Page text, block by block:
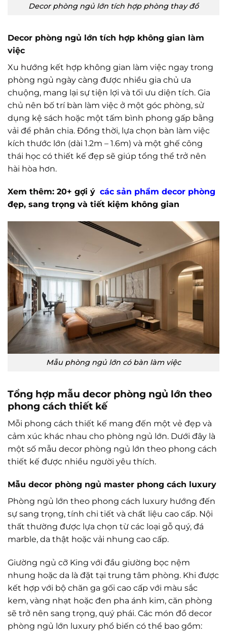
Decor phòng ngủ lớn tích hợp phòng thay đồ
Decor phòng ngủ lớn tích hợp không gian làm
việc
Xu hướng kết hợp không gian làm việc ngay trong
phòng ngủ ngày càng được nhiều gia chủ ưa
chuộng, mang lại sự tiện lợi và tối ưu diện tích. Gia
chủ nên bố trí bàn làm việc ở một góc phòng, sử
dụng kệ sách hoặc một tấm bình phong gấp bằng
vải để phân chia. Đồng thời, lựa chọn bàn làm việc
kích thước lớn (dài 1.2m – 1.6m) và một ghế công
thái học có thiết kế đẹp sẽ giúp tổng thể trở nên
hài hòa hơn.
Xem thêm: 20+ gợi ý các sản phẩm decor phòng
đẹp, sang trọng và tiết kiệm không gian
Mẫu phòng ngủ lớn có bàn làm việc
Tổng hợp mẫu decor phòng ngủ lớn theo
phong cách thiết kế
Mỗi phong cách thiết kế mang đến một vẻ đẹp và
cảm xúc khác nhau cho phòng ngủ lớn. Dưới đây là
một số mẫu decor phòng ngủ lớn theo phong cách
thiết kế được nhiều người yêu thích.
Mẫu decor phòng ngủ master phong cách luxury
Phòng ngủ lớn theo phong cách luxury hướng đến
sự sang trọng, tính chi tiết và chất liệu cao cấp. Nội
thất thường được lựa chọn từ các loại gỗ quý, đá
marble, da thật hoặc vải nhung cao cấp.
Giường ngủ cỡ King với đầu giường bọc nệm
nhung hoặc da là đặt tại trung tâm phòng. Khi được
kết hợp với bộ chăn ga gối cao cấp với màu sắc
kem, vàng nhạt hoặc đen pha ánh kim, căn phòng
sẽ trở nên sang trọng, quý phái. Các món đồ decor
phòng ngủ lớn luxury phổ biến có thể bao gồm: